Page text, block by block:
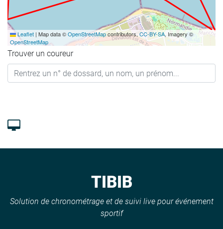
Leaflet | Map data ©OpenStreetMapcontributors, CC-BY-SA, Imagery ©
OpenStreetMap
Trouver un coureur
TIBIB
Solution de chronométrage et de suivi live pour événement
sportif